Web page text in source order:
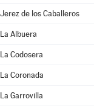
Jerez de los Caballeros
La Albuera
La Codosera
La Coronada
La Garrovilla